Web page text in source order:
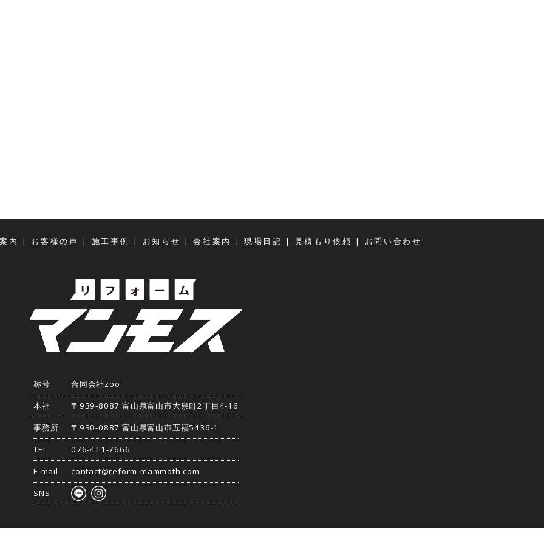
内 | お客様の声 | 施工事例 | お知らせ |会社案内 | 現場日記 | 見積もり依頼 | お問い合わせ
称号
合同会社zoo
本社
〒939-8087 富山県富山市大泉町2丁目4-16
事務所
〒930-0887 富山県富山市五福5436-1
TEL
076-411-7666
E-mail
contact@reform-mammoth.com
SNS